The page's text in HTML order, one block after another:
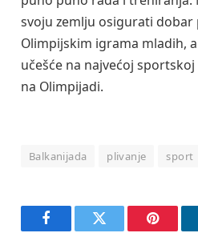
svoju zemlju osigurati dobar
Olimpijskim igrama mladih,
učešće na najvećoj
na Olimpijadi.
Balkanijada plivanje sport
FacebookTwitter